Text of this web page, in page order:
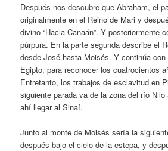
Después nos descubre que Abraham, el
originalmente en el Reino de Mari y
divino “Hacia Canaán”. Y posteriormente
púrpura. En la parte segunda describe el
desde José hasta Moisés. Y continúa
Egipto, para reconocer los cuatrocientos
Entretanto, los trabajos de esclavitud en
siguiente parada va de la zona del río
ahí llegar al Sinaí.
Junto al monte de Moisés sería la
después bajo el cielo de la estepa, y